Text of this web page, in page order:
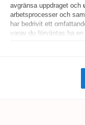
avgränsa uppdraget och
arbetsprocesser och
har bedrivit ett
varav du förväntas ha